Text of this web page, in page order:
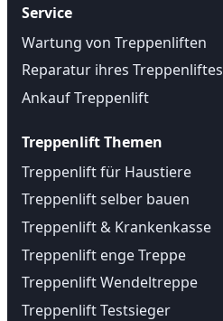
Service
Wartung von Treppenliften
Reparatur ihres Treppenliftes
Ankauf Treppenlift
Treppenlift Themen
Treppenlift für Haustiere
Treppenlift selber bauen
Treppenlift & Krankenkasse
Treppenlift enge Treppe
Treppenlift Wendeltreppe
Treppenlift Testsieger